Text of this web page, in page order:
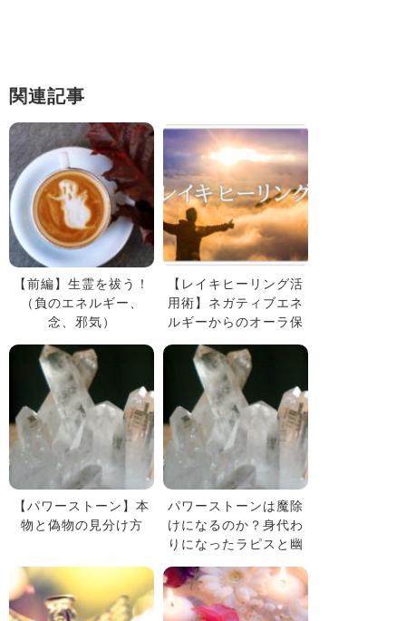
関連記事
【前編】生霊を祓う！
（負のエネルギー、
念、邪気）
【レイキヒーリング活
用術】ネガティブエネ
ルギーからのオーラ保
【パワーストーン】本
物と偽物の見分け方
パワーストーンは魔除
けになるのか？身代わ
りになったラピスと幽